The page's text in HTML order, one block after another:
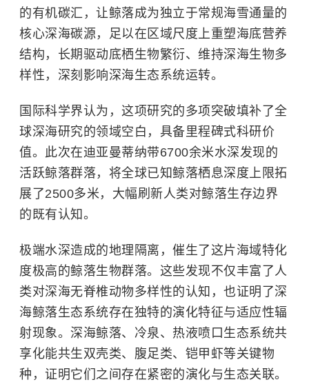
的有机碳汇，让鲸落成为独立于常规海雪通量的
核心深海碳源，足以在区域尺度上重塑海底营养
结构，长期驱动底栖生物繁衍、维持深海生物多
样性，深刻影响深海生态系统运转。
国际科学界认为，这项研究的多项突破填补了全
球深海研究的领域空白，具备里程碑式科研价
值。此次在迪亚曼蒂纳带6700余米水深发现的
活跃鲸落群落，将全球已知鲸落栖息深度上限拓
展了2500多米，大幅刷新人类对鲸落生存边界
的既有认知。
极端水深造成的地理隔离，催生了这片海域特化
度极高的鲸落生物群落。这些发现不仅丰富了人
类对深海无脊椎动物多样性的认知，也证明了深
海鲸落生态系统存在独特的演化特征与适应性辐
射现象。深海鲸落、冷泉、热液喷口生态系统共
享化能共生双壳类、腹足类、铠甲虾等关键物
种，证明它们之间存在紧密的演化与生态关联。